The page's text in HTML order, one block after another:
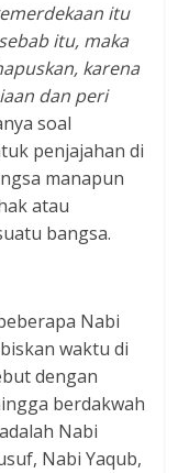
itu
itu, maka
karena
dan peri
soal
penjajahan di
manapun
atau
bangsa.
Nabi
waktu di
dengan
berdakwah
Nabi
Nabi Yaqub,